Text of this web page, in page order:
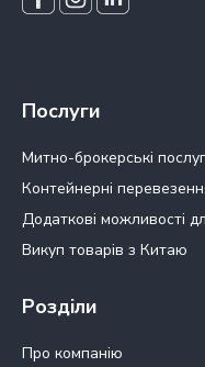
Послуги
Митно-брокерські
Контейнерні
Додаткові можливості
Викуп товарів з Китаю
Розділи
Про компанію